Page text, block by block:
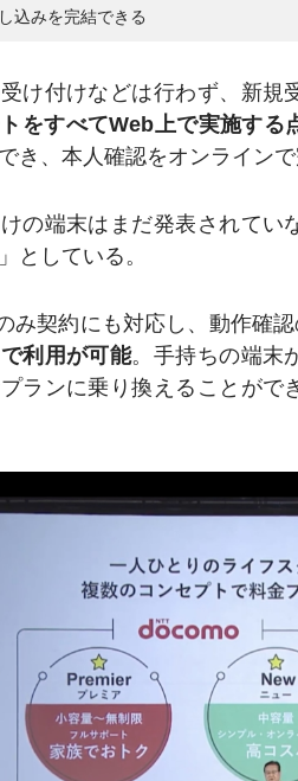
込みを完結できる
け付けなどは行わず、新規
をすべてWeb上で実施する
き、本人確認をオンライン
の端末はまだ発表されてい
としている。
み契約にも対応し、動作確
利用が可能。手持ちの端末
ランに乗り換えることがで